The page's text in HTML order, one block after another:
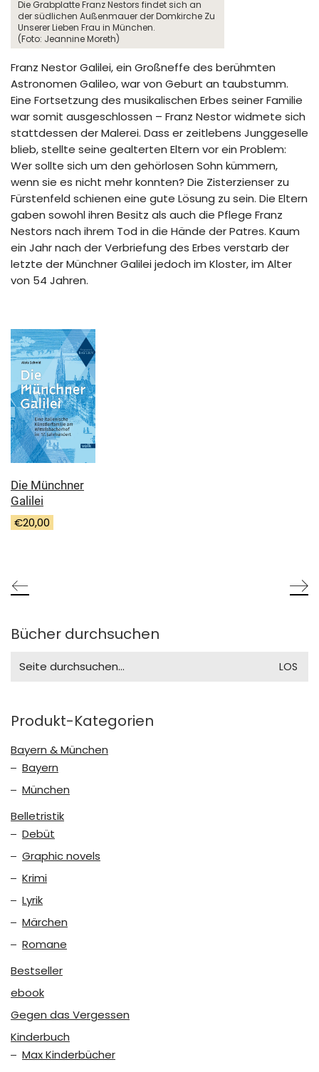
Die Grabplatte Franz Nestors findet sich an
der südlichen Außenmauer der Domkirche Zu
Unserer Lieben Frau in München.
(Foto: Jeannine Moreth)
Franz Nestor Galilei, ein Großneffe des berühmten
Astronomen Galileo, war von Geburt an taubstumm.
Eine Fortsetzung des musikalischen Erbes seiner Familie
war somit ausgeschlossen – Franz Nestor widmete sich
stattdessen der Malerei. Dass er zeitlebens Junggeselle
blieb, stellte seine gealterten Eltern vor ein Problem:
Wer sollte sich um den gehörlosen Sohn kümmern,
wenn sie es nicht mehr konnten? Die Zisterzienser zu
Fürstenfeld schienen eine gute Lösung zu sein. Die Eltern
gaben sowohl ihren Besitz als auch die Pflege Franz
Nestors nach ihrem Tod in die Hände der Patres. Kaum
ein Jahr nach der Verbriefung des Erbes verstarb der
letzte der Münchner Galilei jedoch im Kloster, im Alter
von 54 Jahren.
Die Münchner
Galilei
€20,00
Bücher durchsuchen
for:
Produkt-Kategorien
Bayern & München
Bayern
München
Belletristik
Debüt
Graphic novels
Krimi
Lyrik
Märchen
Romane
Bestseller
ebook
Gegen das Vergessen
Kinderbuch
Max Kinderbücher